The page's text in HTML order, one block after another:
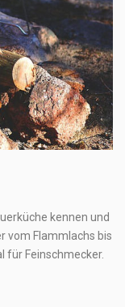
kennen und
vom Flammlachs bis
für Feinschmecker.